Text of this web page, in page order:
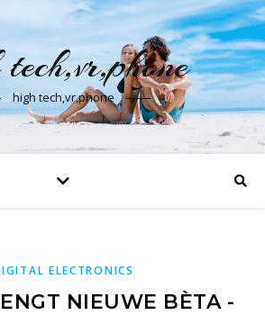
high tech,vr,phone
ELECTRONICS
NIEUWE BÈTA -